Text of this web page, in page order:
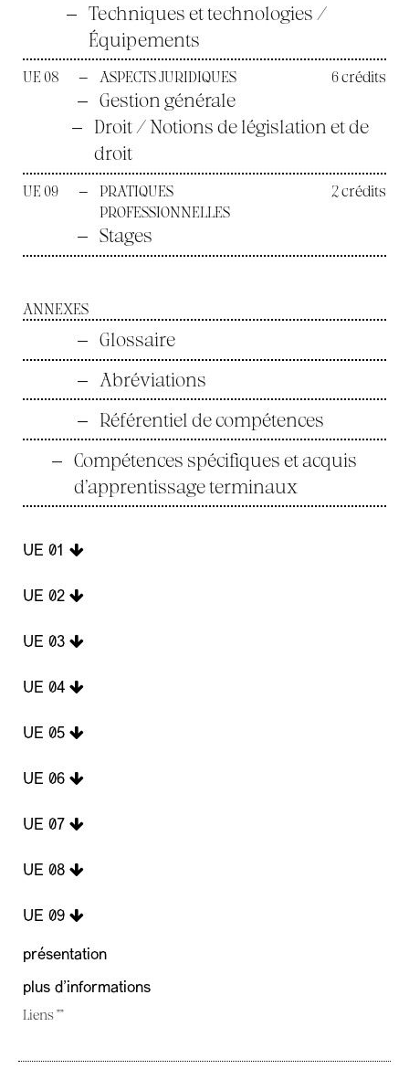
— Techniques et technologies /
Équipements
UE 08 — ASPECTS JURIDIQUES 6 crédits
— Gestion générale
— Droit / Notions de législation et de
droit
UE 09 —
PRATIQUES
PROFESSIONNELLES
2 crédits
— Stages
ANNEXES
— Glossaire
—
Abréviations
— Référentiel de compétences
— Compétences spécifiques et acquis
d’apprentissage terminaux
UE 01
UE 02
UE 03
UE 04
UE 05
UE 06
UE 07
UE 08
UE 09
présentation
plus d'informations
Liens ""